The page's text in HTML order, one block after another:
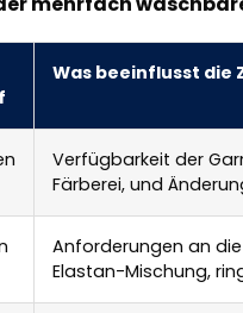
Was beeinflusst die
Verfügbarkeit der
Färberei, und
Anforderungen an
Elastan-Mischung,